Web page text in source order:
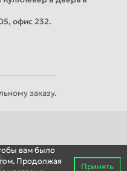
офис 232.
заказу.
вам было
Продолжая
Принять